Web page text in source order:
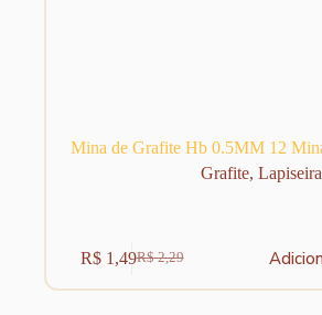
Mina de Grafite Hb 0.5MM 12
Grafite,Lapiseira
R$2,29
O
preço
R$1,49O
preço